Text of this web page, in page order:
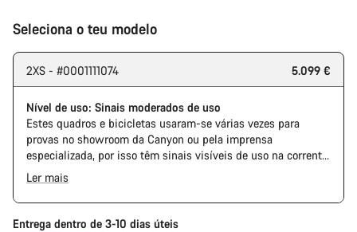
Seleciona o teu modelo
2XS - #0001111074 5.099 €
Nível de uso: Sinais moderados de uso
Estes quadros e bicicletas usaram-se várias vezes para
provas no showroom da Canyon ou pela imprensa
especializada, por isso têm sinais visíveis de uso na corrente
e na cassete. Além disso, é possível que o quadro e outros
componentes tenham alguma marca, danificações na pintura
ou imperfeições na cor. Em qualquer modo, todas as suas
peças funcionam perfeitamente.
Ler mais
Entrega dentro de 3-10 dias úteis